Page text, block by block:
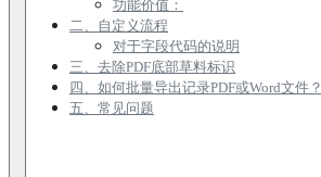
功能价值：
二、自定义流程
对于字段代码的说明
三、去除PDF底部草料标识
四、如何批量导出记录PDF或Word文件？
五、常见问题